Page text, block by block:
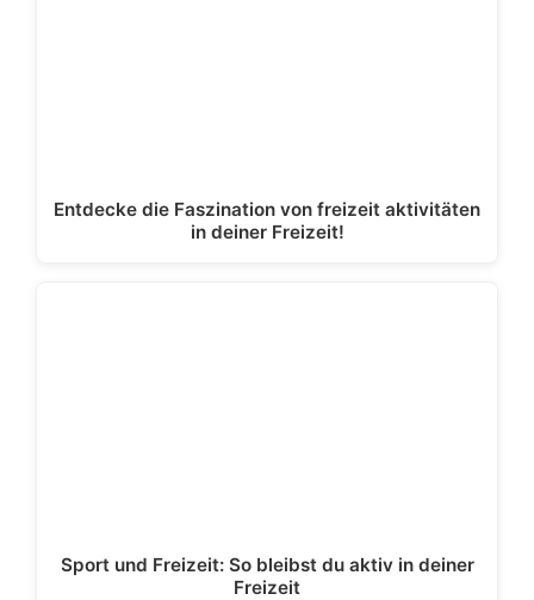
Entdecke die Faszination von freizeit aktivitäten
in deiner Freizeit!
Sport und Freizeit: So bleibst du aktiv in deiner
Freizeit